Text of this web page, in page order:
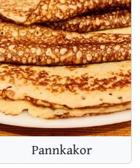
Pannkakor